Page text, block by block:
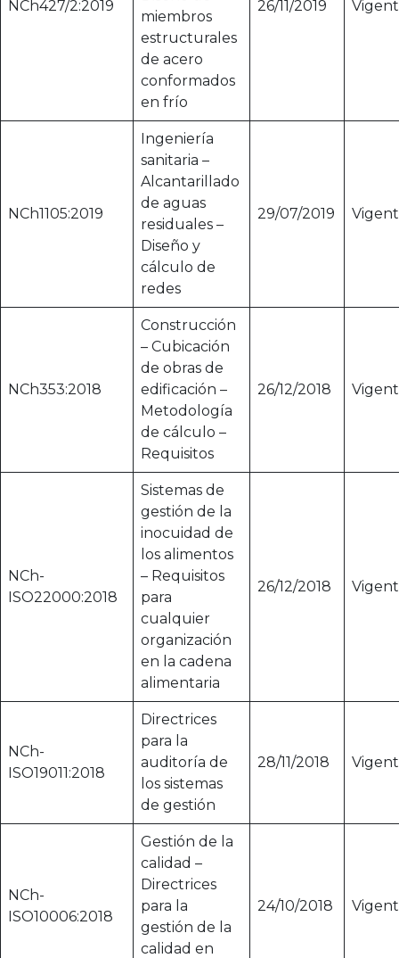
NCh427/2:2019
miembros
estructurales
de acero
conformados
en frío
26/11/2019
NCh1105:2019
Ingeniería
sanitaria –
Alcantarillado
de aguas
residuales –
Diseño y
cálculo de
redes
29/07/2019
NCh353:2018
Construcción
– Cubicación
de obras de
edificación –
Metodología
de cálculo –
Requisitos
26/12/2018
NCh-
ISO22000:2018
Sistemas de
gestión de la
inocuidad de
los alimentos
– Requisitos
para
cualquier
organización
en la cadena
alimentaria
26/12/2018
NCh-
ISO19011:2018
Directrices
para la
auditoría de
los sistemas
de gestión
28/11/2018
NCh-
ISO10006:2018
Gestión de la
calidad –
Directrices
para la
gestión de la
calidad en
24/10/2018